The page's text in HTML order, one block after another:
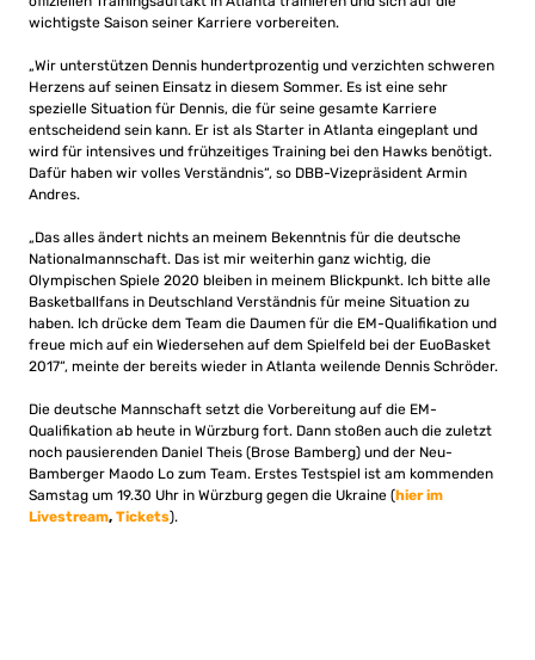
wichtigste Saison seiner Karriere vorbereiten.
„Wir unterstützen Dennis hundertprozentig und verzichten schweren
Herzens auf seinen Einsatz in diesem Sommer. Es ist eine sehr
spezielle Situation für Dennis, die für seine gesamte Karriere
entscheidend sein kann. Er ist als Starter in Atlanta eingeplant und
wird für intensives und frühzeitiges Training bei den Hawks benötigt.
Dafür haben wir volles Verständnis“, so DBB-Vizepräsident Armin
Andres.
„Das alles ändert nichts an meinem Bekenntnis für die deutsche
Nationalmannschaft. Das ist mir weiterhin ganz wichtig, die
Olympischen Spiele 2020 bleiben in meinem Blickpunkt. Ich bitte alle
Basketballfans in Deutschland Verständnis für meine Situation zu
haben. Ich drücke dem Team die Daumen für die EM-Qualifikation und
freue mich auf ein Wiedersehen auf dem Spielfeld bei der EuoBasket
2017“, meinte der bereits wieder in Atlanta weilende Dennis Schröder.
Die deutsche Mannschaft setzt die Vorbereitung auf die EM-
Qualifikation ab heute in Würzburg fort. Dann stoßen auch die zuletzt
noch pausierenden Daniel Theis (Brose Bamberg) und der Neu-
Bamberger Maodo Lo zum Team. Erstes Testspiel ist am kommenden
Samstag um 19.30 Uhr in Würzburg gegen die Ukraine (hier im
Livestream, Tickets).